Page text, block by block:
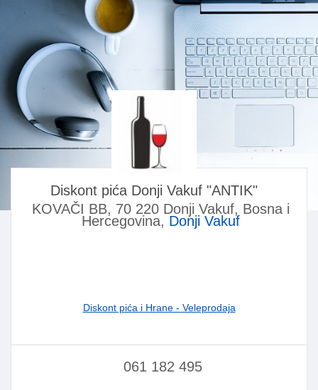
Diskont pića Donji Vakuf "ANTIK"
KOVAČI BB, 70 220 Donji Vakuf, Bosna i
Hercegovina, Donji Vakuf
Diskont pića i Hrane - Veleprodaja
061 182 495